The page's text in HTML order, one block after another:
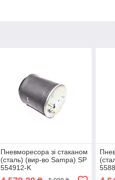
Пневморесора зі стаканом
(сталь) (вир-во Sampa) SP
554912-K